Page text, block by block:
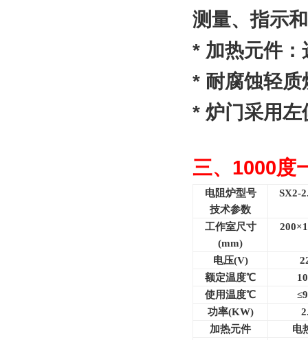
测量、指示
* 加热元件
* 耐腐蚀轻
* 炉门采用左
三、 1000度
电阻炉型号
技术参数
SX2-
工作室尺寸
(mm)
电压(V)
额定温度℃
使用温度℃
功率(KW)
加热元件
电